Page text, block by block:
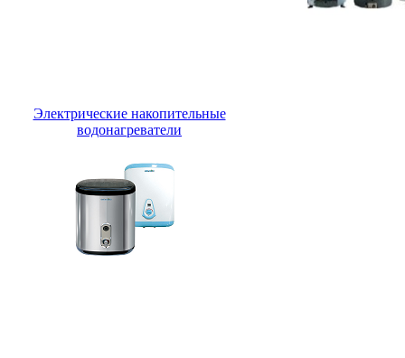
Электрические накопительные
водонагреватели